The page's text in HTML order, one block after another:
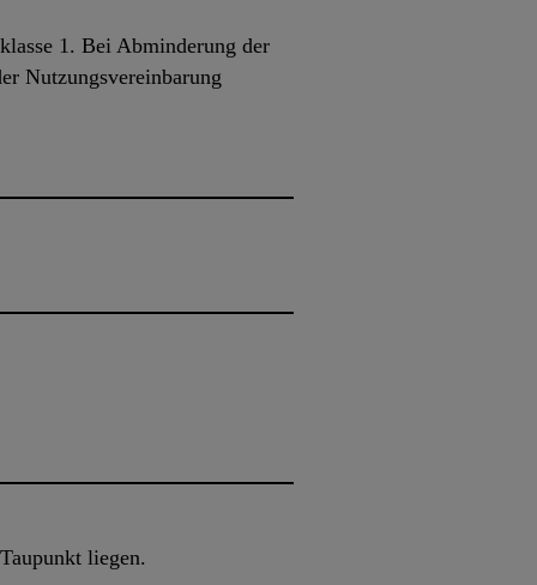
1. Bei Abminderung der
Nutzungsvereinbarung
liegen.